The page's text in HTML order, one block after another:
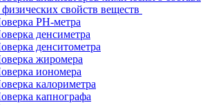
свойств веществ
PH-метра
денсиметра
денситометра
жиромера
иономера
калориметра
капнографа